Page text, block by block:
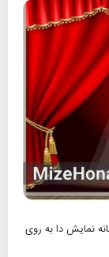
نمایش دا به روی